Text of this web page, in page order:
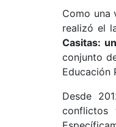
Como una
realizó el
Casitas:
conjunto
Educación
Desde
conflictos